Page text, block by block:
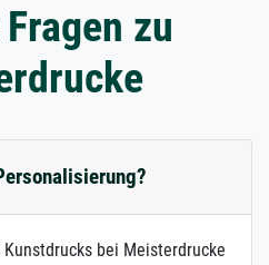
zu
bei Meisterdrucke